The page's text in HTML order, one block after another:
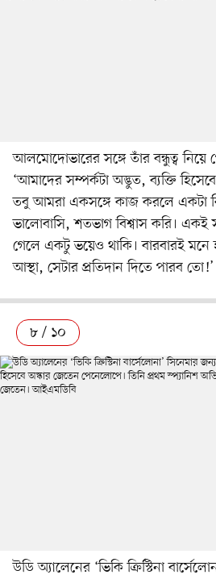
আলমোদোভারের সঙ্গে তাঁর বন্ধুত্ব
‘আমাদের সম্পর্কটা অদ্ভুত, ব্যক্তি
তবু আমরা একসঙ্গে কাজ করলে একটা
ভালোবাসি, শতভাগ বিশ্বাস করি। একই
গেলে একটু ভয়েও থাকি। বারবারই
আস্থা, সেটার প্রতিদান দিতে পারব
৮ / ১০
উডি অ্যালেনের ‘ভিকি ক্রিস্টিনা